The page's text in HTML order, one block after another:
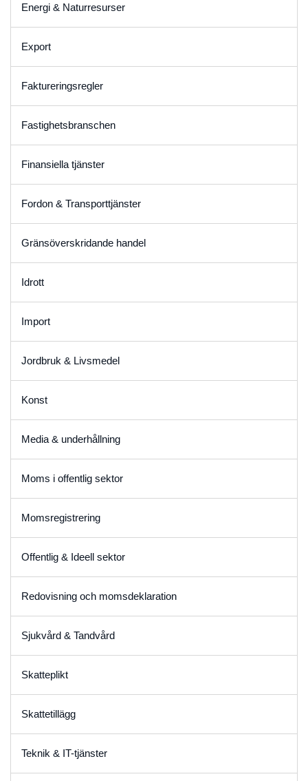
Energi & Naturresurser
Export
Faktureringsregler
Fastighetsbranschen
Finansiella tjänster
Fordon & Transporttjänster
Gränsöverskridande handel
Idrott
Import
Jordbruk & Livsmedel
Konst
Media & underhållning
Moms i offentlig sektor
Momsregistrering
Offentlig & Ideell sektor
Redovisning och momsdeklaration
Sjukvård & Tandvård
Skatteplikt
Skattetillägg
Teknik & IT-tjänster